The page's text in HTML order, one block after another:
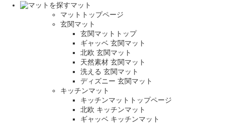
マット
マットトップページ
玄関マット
玄関マットトップ
ギャッベ 玄関マット
北欧 玄関マット
天然素材 玄関マット
洗える 玄関マット
ディズニー 玄関マット
キッチンマット
キッチンマットトップページ
北欧 キッチンマット
ギャッベ キッチンマット